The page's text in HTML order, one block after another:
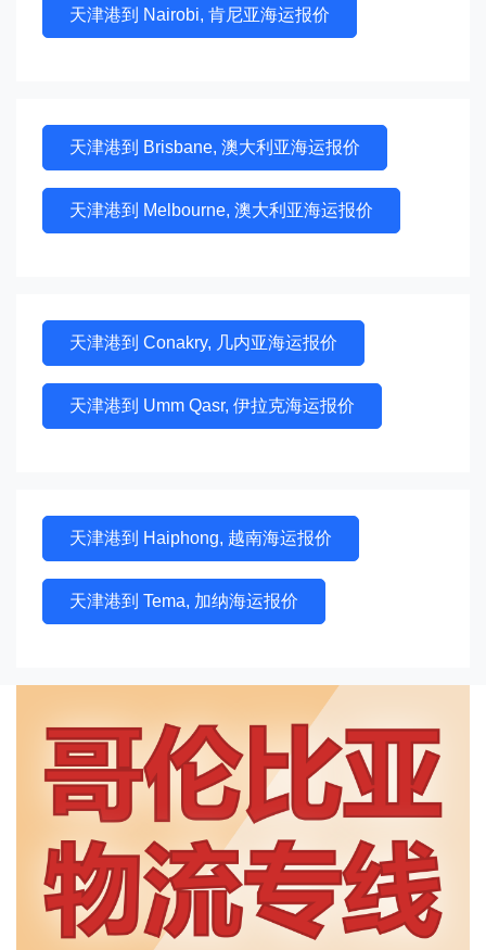
天津港到 Nairobi, 肯尼亚海运报价
天津港到 Brisbane, 澳大利亚海运报价
天津港到 Melbourne, 澳大利亚海运报价
天津港到 Conakry, 几内亚海运报价
天津港到 Umm Qasr, 伊拉克海运报价
天津港到 Haiphong, 越南海运报价
天津港到 Tema, 加纳海运报价